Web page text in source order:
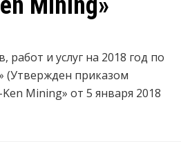
работ и услуг на 2018 год по
(Утвержден приказом
Mining» от 5 января 2018